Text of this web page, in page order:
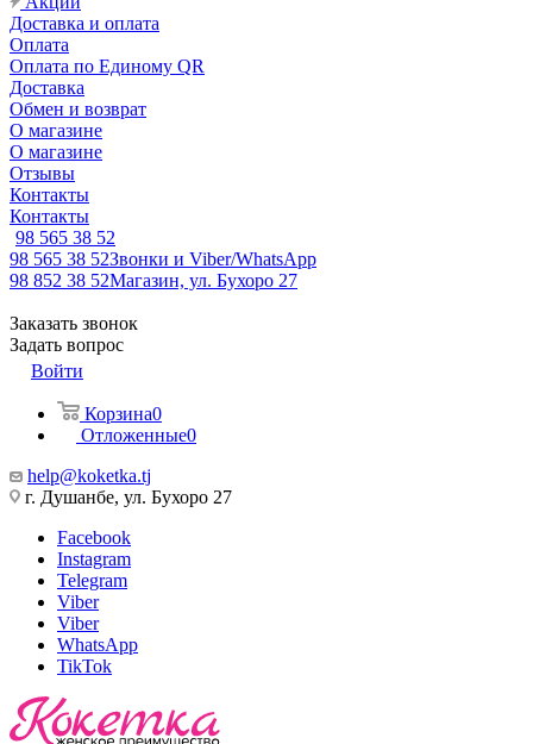
Доставка и оплата
Оплата
Оплата по Единому QR
Доставка
Обмен и возврат
О магазине
О магазине
Отзывы
Контакты
Контакты
98 565 38 52
98 565 38 52Звонки и Viber/WhatsApp
98 852 38 52Магазин, ул. Бухоро 27
Заказать звонок
Задать вопрос
Войти
Корзина0
Отложенные0
help@koketka.tj
г. Душанбе, ул. Бухоро 27
Facebook
Instagram
Telegram
Viber
Viber
WhatsApp
TikTok